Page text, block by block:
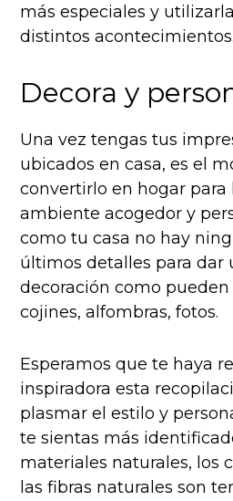
más especiales y
distintos acontecimientos.
Decora y
Una vez tengas tus
ubicados en casa, es el
convertirlo en hogar para
ambiente acogedor y
como tu casa no hay
últimos detalles para dar
decoración como pueden
cojines, alfombras, fotos.
Esperamos que te haya
inspiradora esta
plasmar el estilo y
te sientas más
materiales naturales, los
las fibras naturales son